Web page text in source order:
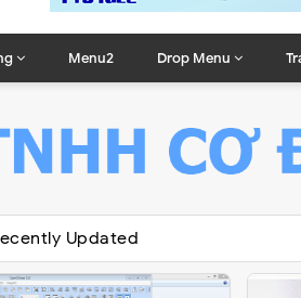
Menu2 Drop Menu
Updated